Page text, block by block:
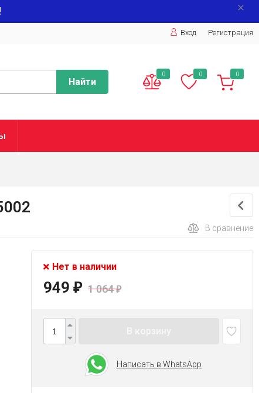
Вход Регистрация
Найти
0 0 0
В сравнение
Нет в наличии
949 ₽ 1 064₽
Написать в WhatsApp